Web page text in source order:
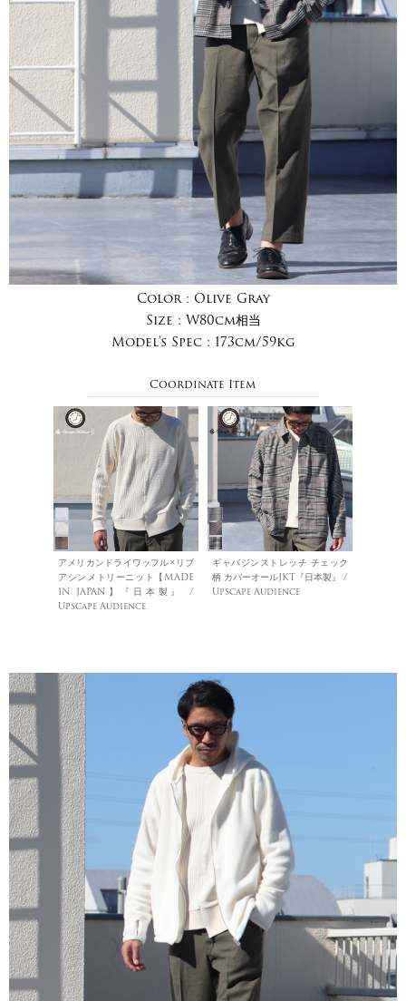
Color : Olive Gray
Size : W80cm相当
Model's Spec : 173cm/59kg
Coordinate Item
アメリカンドライワッフル×リブ
アシンメトリーニット【MADE
IN JAPAN】『日本製』 /
Upscape Audience
ギャバジンストレッチ チェック
柄 カバーオールJKT『日本製』 /
Upscape Audience